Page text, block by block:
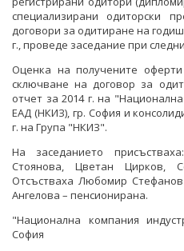
ПРЕДВАРИТЕЛЕН КОНТРОЛ
СТАНОВИЩА НА АОП ПО
ОБЯВИ
ТЪРГОВЕ
ИЗБОР НА ОДИТОРИ
ПОКАНИ НА ТЪРГОВСКИ
ПРЕДОСТАВЯНЕ НА
ДРУГИ
ТЪРГОВЕ
специализирани одиторски
договори за одитиране на
г., проведе заседание при
Оценка на получените
сключване на договор за
отчет за 2014 г. на
ЕАД (НКИЗ), гр. София и
г. на Група "НКИЗ".
На заседанието
Стоянова, Цветан
Отсъстваха Любомир
Ангелова – пенсионирана.
"Национална компания
София